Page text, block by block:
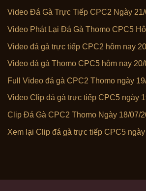
Video Đá Gà Trực Tiếp CPC2 Ngày
Video Phát Lại Đá Gà Thomo CPC5
Video đá gà trực tiếp CPC2 hôm nay
Video đá gà Thomo CPC5 hôm nay
Full Video đá gà CPC2 Thomo ngày
Video Clip đá gà trực tiếp CPC5 ngày
Clip Đá Gà CPC2 Thomo Ngày 18/07/
Xem lại Clip đá gà trực tiếp CPC5